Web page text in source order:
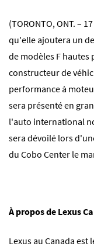
(TORONTO, ONT. –
qu'elle ajoutera un
de modèles F hautes
constructeur de
performance à
sera présenté en
l'auto international
sera dévoilé lors
du Cobo Center le
À propos de Lexus
Lexus au Canada